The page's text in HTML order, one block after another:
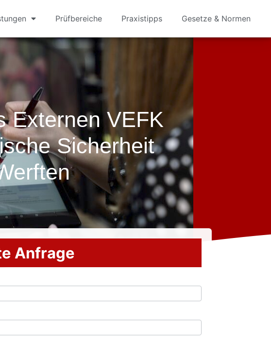
Prüfbereiche Praxistipps Gesetze & Normen
Externen VEFK
Sicherheit
Anfrage